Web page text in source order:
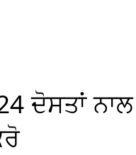
ਦੋਸਤਾਂ ਨਾਲ